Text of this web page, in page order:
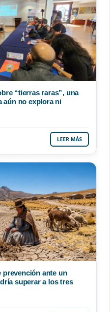
“tierras raras”, una
aún no explora ni
LEER MÁS
prevención ante un
superar a los tres